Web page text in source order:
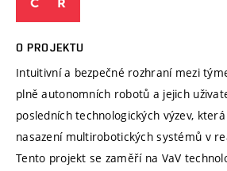
O PROJEKTU
Intuitivní a bezpečné rozhraní mezi
plně autonomních robotů a jejich
posledních technologických výzev,
nasazení multirobotických systémů v
Tento projekt se zaměří na VaV